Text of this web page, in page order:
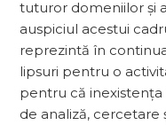
tuturor domeniilor și
auspiciul acestui
reprezintă în
lipsuri pentru o
pentru că
de analiză, cercetare